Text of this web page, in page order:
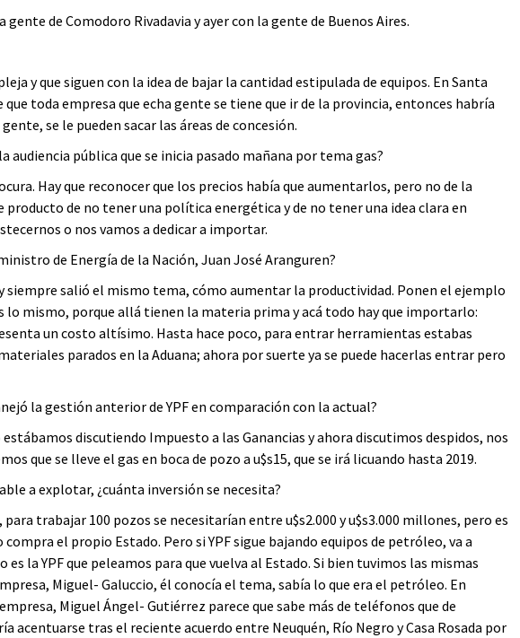
gente de Comodoro Rivadavia y ayer con la gente de Buenos Aires.
y que siguen con la idea de bajar la cantidad estipulada de equipos. En Santa
que toda empresa que echa gente se tiene que ir de la provincia, entonces habría
se le pueden sacar las áreas de concesión.
audiencia pública que se inicia pasado mañana por tema gas?
Hay que reconocer que los precios había que aumentarlos, pero no de la
producto de no tener una política energética y de no tener una idea clara en
o nos vamos a dedicar a importar.
de Energía de la Nación, Juan José Aranguren?
y siempre salió el mismo tema, cómo aumentar la productividad. Ponen el ejemplo
lo mismo, porque allá tienen la materia prima y acá todo hay que importarlo:
un costo altísimo. Hasta hace poco, para entrar herramientas estabas
parados en la Aduana; ahora por suerte ya se puede hacerlas entrar pero
la gestión anterior de YPF en comparación con la actual?
estábamos discutiendo Impuesto a las Ganancias y ahora discutimos despidos, nos
que se lleve el gas en boca de pozo a u$s15, que se irá licuando hasta 2019.
a explotar, ¿cuánta inversión se necesita?
trabajar 100 pozos se necesitarían entre u$s2.000 y u$s3.000 millones, pero es
el propio Estado. Pero si YPF sigue bajando equipos de petróleo, va a
es la YPF que peleamos para que vuelva al Estado. Si bien tuvimos las mismas
Miguel- Galuccio, él conocía el tema, sabía lo que era el petróleo. En
Miguel Ángel- Gutiérrez parece que sabe más de teléfonos que de
acentuarse tras el reciente acuerdo entre Neuquén, Río Negro y Casa Rosada por